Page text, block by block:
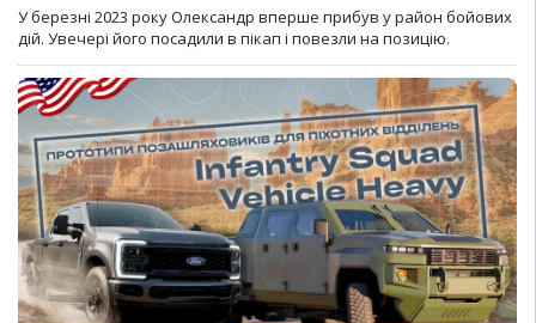
У березні 2023 року Олександр вперше прибув у район бойових
дій. Увечері його посадили в пікап і повезли на позицію.